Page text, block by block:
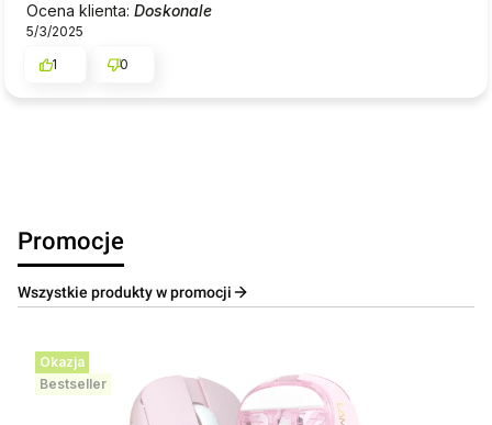
Ocena klienta: Doskonale
5/3/2025
1
0
Promocje
Wszystkie produkty w promocji
Okazja
Bestseller